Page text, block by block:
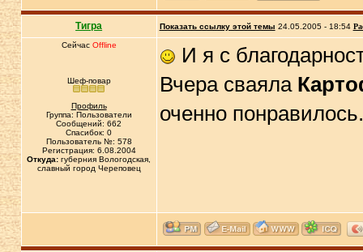
Тигра Показать ссылку этой темы 24.05.2005 - 18:54
Сейчас Offline
Шеф-повар
Профиль
Группа: Пользователи
Сообщений: 662
Спасибок: 0
Пользователь №: 578
Регистрация: 6.08.2004
Откуда: губерния Вологодская,
славный город Череповец
И я с
Вчера сваяла
оченно